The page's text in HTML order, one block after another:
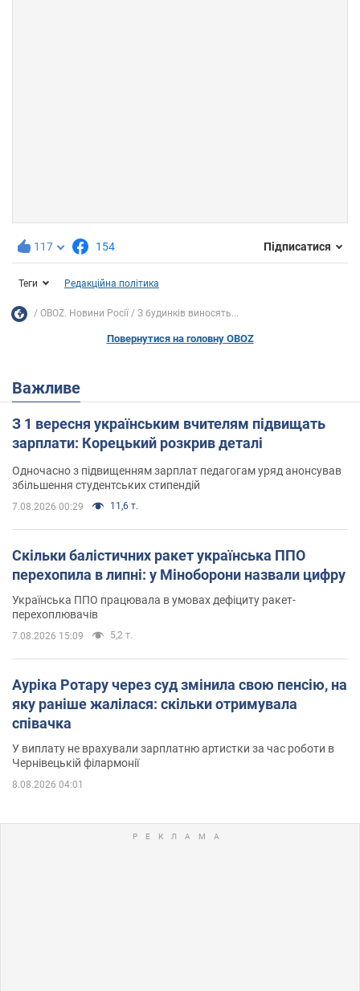
117 154 Підписатися
Теги Редакційна політика
OBOZ. Новини Росії З будинків виносять...
Повернутися на головну OBOZ
Важливе
З 1 вересня українським вчителям підвищать
зарплати: Корецький розкрив деталі
Одночасно з підвищенням зарплат педагогам уряд анонсував
збільшення студентських стипендій
7.08.2026 00:29 11,6 т.
Скільки балістичних ракет українська ППО
перехопила в липні: у Міноборони назвали цифру
Українська ППО працювала в умовах дефіциту ракет-
перехоплювачів
7.08.2026 15:09 5,2 т.
Ауріка Ротару через суд змінила свою пенсію, на
яку раніше жалілася: скільки отримувала
співачка
У виплату не врахували зарплатню артистки за час роботи в
Чернівецькій філармонії
8.08.2026 04:01